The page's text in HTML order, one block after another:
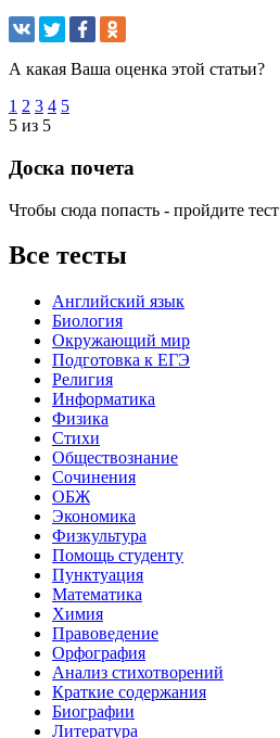
А какая Ваша оценка этой статьи?
1 2 3 4 5
5 из 5
Доска почета
Чтобы сюда попасть - пройдите тест
Все тесты
Английский язык
Биология
Окружающий мир
Подготовка к ЕГЭ
Религия
Информатика
Физика
Стихи
Обществознание
Сочинения
ОБЖ
Экономика
Физкультура
Помощь студенту
Пунктуация
Математика
Химия
Правоведение
Орфография
Анализ стихотворений
Краткие содержания
Биографии
Литература